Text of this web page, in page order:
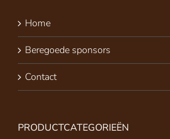
Home
Beregoede sponsors
Contact
PRODUCTCATEGORIEËN